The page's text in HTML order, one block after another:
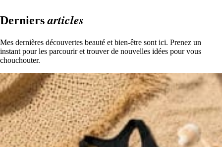
Derniersarticles
Mes dernières découvertes beauté et bien-être sont ici. Prenez un
instant pour les parcourir et trouver de nouvelles idées pour vous
chouchouter.